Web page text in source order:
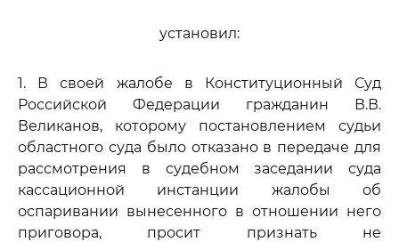
установил:
1. В своей жалобе в Конституционный Суд
Российской Федерации гражданин В.В.
Великанов, которому постановлением судьи
областного суда было отказано в передаче для
рассмотрения в судебном заседании суда
кассационной инстанции жалобы об
оспаривании вынесенного в отношении него
приговора, просит признать не